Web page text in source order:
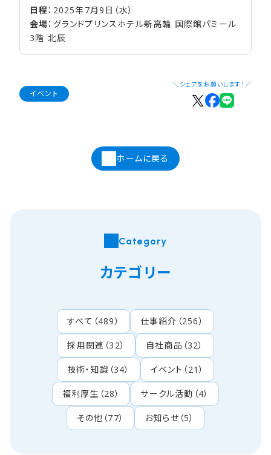
日程：2025年7月9日（水）
会場：グランドプリンスホテル新高輪 国際館パミール
3階 北辰
イベント
＼シェアをお願いします！／
ホームに戻る
Category
カテゴリー
すべて （489） 仕事紹介 （256）
採用関連 （32） 自社商品 （32）
技術・知識 （34） イベント （21）
福利厚生 （28） サークル活動 （4）
その他 （77） お知らせ （5）